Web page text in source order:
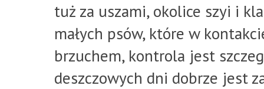
tuż za uszami, okolice szyi i
małych psów, które w
brzuchem, kontrola jest
deszczowych dni dobrze jest